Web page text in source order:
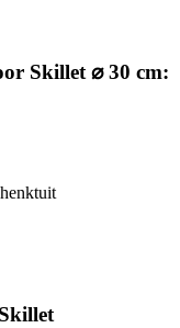
Skillet ⌀ 30 cm: